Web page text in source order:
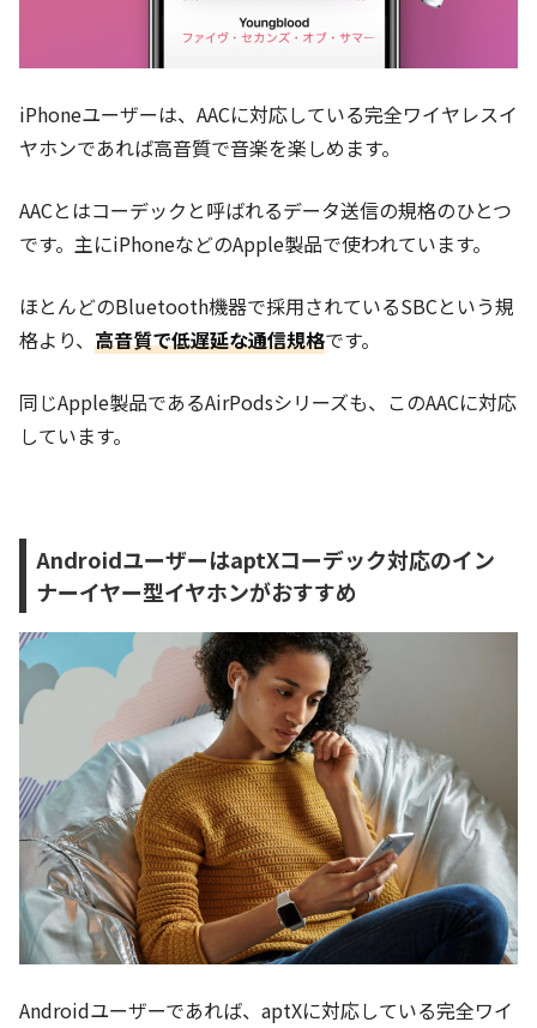
iPhoneユーザーは、AACに対応している完全ワイヤレスイ
ヤホンであれば高音質で音楽を楽しめます。
AACとはコーデックと呼ばれるデータ送信の規格のひとつ
です。主にiPhoneなどのApple製品で使われています。
ほとんどのBluetooth機器で採用されているSBCという規
格より、 高音質で低遅延な通信規格です。
同じApple製品であるAirPodsシリーズも、このAACに対応
しています。
AndroidユーザーはaptXコーデック対応のイン
ナーイヤー型イヤホンがおすすめ
Androidユーザーであれば、aptXに対応している完全ワイ